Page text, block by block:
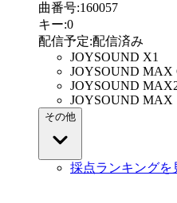
曲番号:160057
キー:0
配信予定:配信済み
JOYSOUND X1
JOYSOUND MAX
JOYSOUND
JOYSOUND MAX
その他
採点ランキングを